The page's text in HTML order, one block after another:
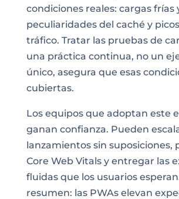
condiciones reales: cargas frías
peculiaridades del caché y
tráfico. Tratar las pruebas de
una práctica continua, no un
único, asegura que esas
cubiertas.
Los equipos que adoptan este
ganan confianza. Pueden
lanzamientos sin suposiciones,
Core Web Vitals y entregar las
fluidas que los usuarios
resumen: las PWAs elevan